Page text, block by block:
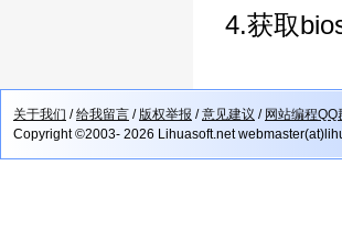
4.获取
关于我们 /给我留言 /版权举报 /意见建议 / 网站编程QQ
Copyright ©2003- 2026 Lihuasoft.net